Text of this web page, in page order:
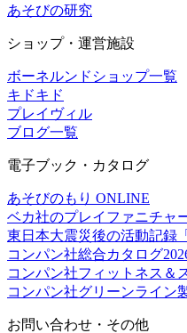
あそびの研究
ショップ・運営施設
ボーネルンドショップ一覧
キドキド
プレイヴィル
ブログ一覧
電子ブック・カタログ
あそびのもり ONLINE
ベカ社のプレイファニチャ
東日本大震災後の活動記録
コンパン社総合カタログ
コンパン社フィットネス＆
コンパン社グリーンライン
お問い合わせ・その他